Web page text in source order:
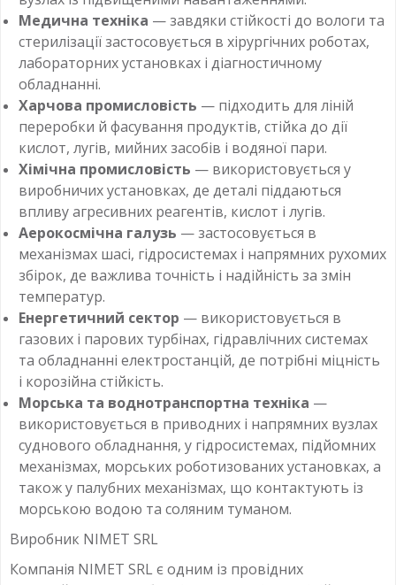
Медична техніка — завдяки стійкості до вологи та
стерилізації застосовується в хірургічних роботах,
лабораторних установках і діагностичному
обладнанні.
Харчова промисловість — підходить для ліній
переробки й фасування продуктів, стійка до дії
кислот, лугів, мийних засобів і водяної пари.
Хімічна промисловість — використовується у
виробничих установках, де деталі піддаються
впливу агресивних реагентів, кислот і лугів.
Аерокосмічна галузь — застосовується в
механізмах шасі, гідросистемах і напрямних рухомих
збірок, де важлива точність і надійність за змін
температур.
Енергетичний сектор — використовується в
газових і парових турбінах, гідравлічних системах
та обладнанні електростанцій, де потрібні міцність
і корозійна стійкість.
Морська та воднотранспортна техніка —
використовується в приводних і напрямних вузлах
суднового обладнання, у гідросистемах, підйомних
механізмах, морських роботизованих установках, а
також у палубних механізмах, що контактують із
морською водою та соляним туманом.
Виробник NIMET SRL
Компанія NIMET SRL є одним із провідних